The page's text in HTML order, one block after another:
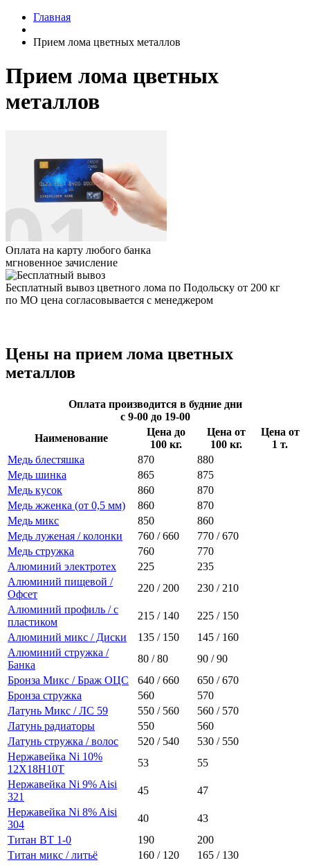
Главная
Прием лома цветных металлов
Прием лома цветных
металлов
Оплата на карту любого банка
мгновенное зачисление
Бесплатный вывоз цветного лома по Подольску от 200 кг
по МО цена согласовывается с менеджером
Цены на прием лома цветных
металлов
Оплата производится в будние дни
с 9-00 до 19-00
Наименование
Цена до
100 кг.
Цена от
100 кг.
Цена от
1 т.
Медь блестяшка
870
880
Медь шинка
865
875
Медь кусок
860
870
Медь жженка (от 0,5 мм)
860
870
Медь микс
850
860
Медь луженая / колонки
760 / 660
770 / 670
Медь стружка
760
770
Алюминий электротех
225
235
Алюминий пищевой /
Офсет
220 / 200
230 / 210
Алюминий профиль / с
пластиком
215 / 140
225 / 150
Алюминий микс / Диски
135 / 150
145 / 160
Алюминий стружка /
Банка
80 / 80
90 / 90
Бронза Микс / Браж ОЦС
640 / 660
650 / 670
Бронза стружка
560
570
Латунь Микс / ЛС 59
550 / 560
560 / 570
Латунь радиаторы
550
560
Латунь стружка / волос
520 / 540
530 / 550
Нержавейка Ni 10%
12Х18Н10Т
53
55
Нержавейка Ni 9% Aisi
321
45
47
Нержавейка Ni 8% Aisi
304
40
43
Титан ВТ 1-0
190
200
Титан микс / литьё
160 / 120
165 / 130